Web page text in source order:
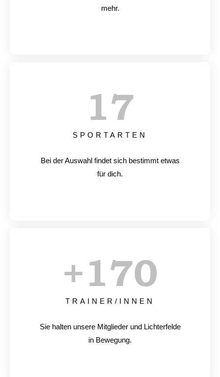
mehr.
SPORTARTEN
17
Bei der Auswahl findet sich bestimmt etwas
für dich.
TRAINER/INNEN
+170
Sie halten unsere Mitglieder und Lichterfelde
in Bewegung.